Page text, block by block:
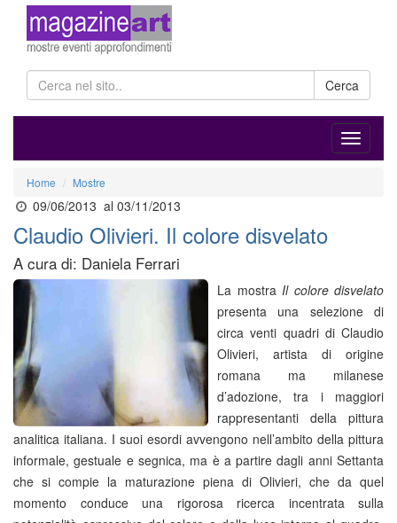
Cerca
Home Mostre
09/06/2013 al 03/11/2013
Claudio Olivieri. Il colore disvelato
A cura di: Daniela Ferrari
La mostra Il colore disvelato
presenta una selezione di
circa venti quadri di Claudio
Olivieri, artista di origine
romana ma milanese
d’adozione, tra i maggiori
rappresentanti della pittura
analitica italiana. I suoi esordi avvengono nell’ambito della pittura
informale, gestuale e segnica, ma è a partire dagli anni Settanta
che si compie la maturazione piena di Olivieri, che da quel
momento conduce una rigorosa ricerca incentrata sulla